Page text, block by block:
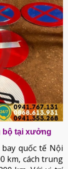
bộ tại xưởng
quốc tế Nội
km, cách trung